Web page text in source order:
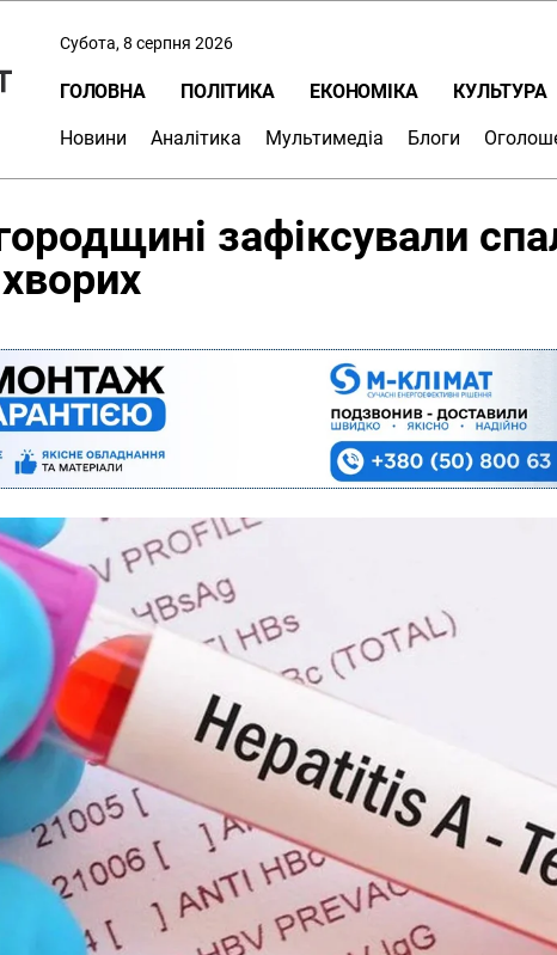
Субота, 8 серпня 2026
ГОЛОВНА ПОЛІТИКА ЕКОНОМІКА КУЛЬТУРА
Новини Аналітика Мультимедіа Блоги
зафіксували